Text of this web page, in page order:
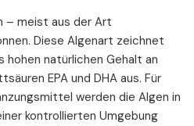
– meist aus der Art
Diese Algenart zeichnet
hohen natürlichen Gehalt an
EPA und DHA aus. Für
werden die Algen in
kontrollierten Umgebung